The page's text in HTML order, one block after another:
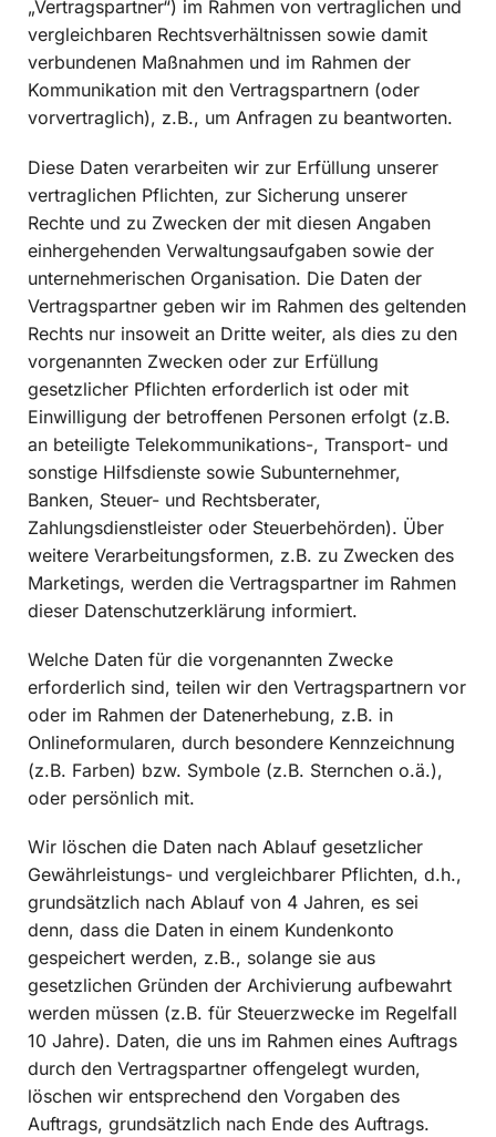
„Vertragspartner“) im Rahmen von vertraglichen und
vergleichbaren Rechtsverhältnissen sowie damit
verbundenen Maßnahmen und im Rahmen der
Kommunikation mit den Vertragspartnern (oder
vorvertraglich), z.B., um Anfragen zu beantworten.
Diese Daten verarbeiten wir zur Erfüllung unserer
vertraglichen Pflichten, zur Sicherung unserer
Rechte und zu Zwecken der mit diesen Angaben
einhergehenden Verwaltungsaufgaben sowie der
unternehmerischen Organisation. Die Daten der
Vertragspartner geben wir im Rahmen des geltenden
Rechts nur insoweit an Dritte weiter, als dies zu den
vorgenannten Zwecken oder zur Erfüllung
gesetzlicher Pflichten erforderlich ist oder mit
Einwilligung der betroffenen Personen erfolgt (z.B.
an beteiligte Telekommunikations-, Transport- und
sonstige Hilfsdienste sowie Subunternehmer,
Banken, Steuer- und Rechtsberater,
Zahlungsdienstleister oder Steuerbehörden). Über
weitere Verarbeitungsformen, z.B. zu Zwecken des
Marketings, werden die Vertragspartner im Rahmen
dieser Datenschutzerklärung informiert.
Welche Daten für die vorgenannten Zwecke
erforderlich sind, teilen wir den Vertragspartnern vor
oder im Rahmen der Datenerhebung, z.B. in
Onlineformularen, durch besondere Kennzeichnung
(z.B. Farben) bzw. Symbole (z.B. Sternchen o.ä.),
oder persönlich mit.
Wir löschen die Daten nach Ablauf gesetzlicher
Gewährleistungs- und vergleichbarer Pflichten, d.h.,
grundsätzlich nach Ablauf von 4 Jahren, es sei
denn, dass die Daten in einem Kundenkonto
gespeichert werden, z.B., solange sie aus
gesetzlichen Gründen der Archivierung aufbewahrt
werden müssen (z.B. für Steuerzwecke im Regelfall
10 Jahre). Daten, die uns im Rahmen eines Auftrags
durch den Vertragspartner offengelegt wurden,
löschen wir entsprechend den Vorgaben des
Auftrags, grundsätzlich nach Ende des Auftrags.